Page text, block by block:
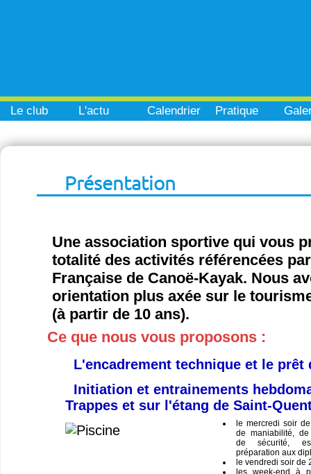
Le club L'actu Calendrier Pratique
Présentation
Une association sportive qui vous
totalité des activités référencées
Française de Canoë-Kayak. Nous
orientation plus axée sur le
(à partir de 10 ans).
Ce que nous vous proposons :
L'encadrement technique et le prêt
Initiation et entrainements
Trappes et sur l'étang de Saint-
le mercredi soir
de maniabilité,
de sécurité,
préparation aux
le vendredi soir de
les week-end à